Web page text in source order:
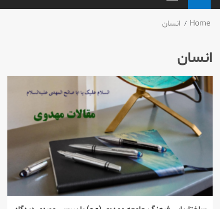
Home انسان
انسان